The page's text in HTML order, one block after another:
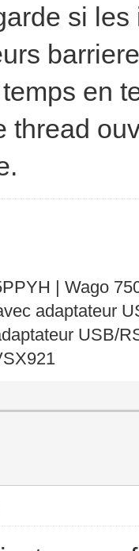
si
en
thread
| Wago
adaptateur
USB/